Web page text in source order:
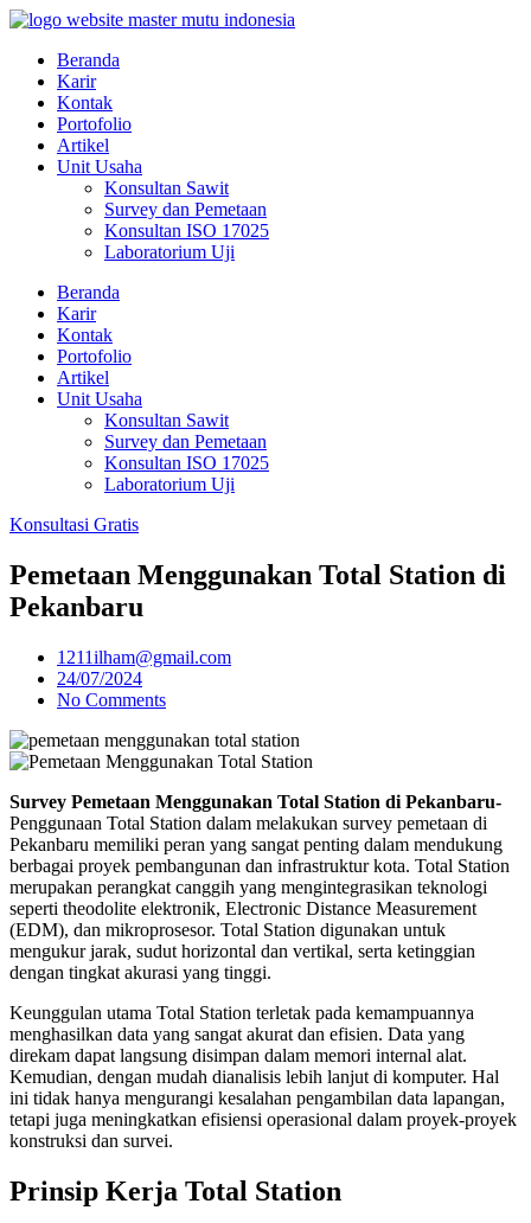
Beranda
Karir
Kontak
Portofolio
Artikel
Unit Usaha
Konsultan Sawit
Survey dan Pemetaan
Konsultan ISO 17025
Laboratorium Uji
Beranda
Karir
Kontak
Portofolio
Artikel
Unit Usaha
Konsultan Sawit
Survey dan Pemetaan
Konsultan ISO 17025
Laboratorium Uji
Konsultasi Gratis
Pemetaan Menggunakan Total Station di
Pekanbaru
1211ilham@gmail.com
24/07/2024
No Comments
Survey Pemetaan Menggunakan Total Station di Pekanbaru-
Penggunaan Total Station dalam melakukan survey pemetaan di
Pekanbaru memiliki peran yang sangat penting dalam mendukung
berbagai proyek pembangunan dan infrastruktur kota. Total Station
merupakan perangkat canggih yang mengintegrasikan teknologi
seperti theodolite elektronik, Electronic Distance Measurement
(EDM), dan mikroprosesor. Total Station digunakan untuk
mengukur jarak, sudut horizontal dan vertikal, serta ketinggian
dengan tingkat akurasi yang tinggi.
Keunggulan utama Total Station terletak pada kemampuannya
menghasilkan data yang sangat akurat dan efisien. Data yang
direkam dapat langsung disimpan dalam memori internal alat.
Kemudian, dengan mudah dianalisis lebih lanjut di komputer. Hal
ini tidak hanya mengurangi kesalahan pengambilan data lapangan,
tetapi juga meningkatkan efisiensi operasional dalam proyek-proyek
konstruksi dan survei.
Prinsip Kerja Total Station